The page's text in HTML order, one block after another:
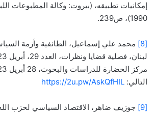
إمكانيات تطبيقه، (بيروت: وكالة المطبوعات
1990)، ص239.
[8]
محمد علي إسماعيل، الطائفية وأزمة
التالي: https://2u.pw/AskQfHIL
[9]
جوزيف ضاهر، الاقتصاد السياسي لحزب الله